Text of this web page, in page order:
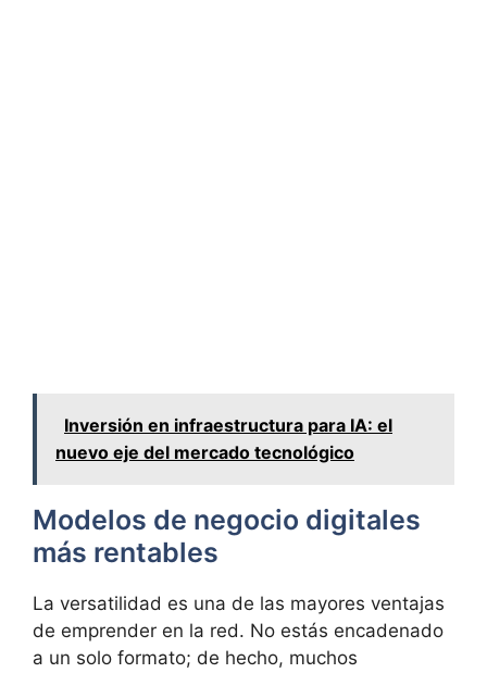
Inversión en infraestructura para IA: el
nuevo eje del mercado tecnológico
Modelos de negocio digitales
más rentables
La versatilidad es una de las mayores ventajas
de emprender en la red. No estás encadenado
a un solo formato; de hecho, muchos